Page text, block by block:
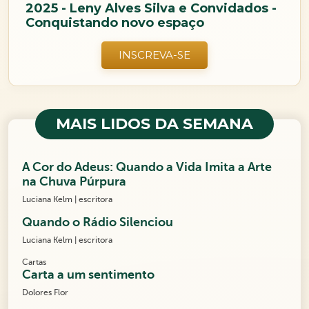
2025 - Leny Alves Silva e Convidados -
Conquistando novo espaço
INSCREVA-SE
MAIS LIDOS DA SEMANA
A Cor do Adeus: Quando a Vida Imita a Arte
na Chuva Púrpura
Luciana Kelm | escritora
Quando o Rádio Silenciou
Luciana Kelm | escritora
Cartas
Carta a um sentimento
Dolores Flor